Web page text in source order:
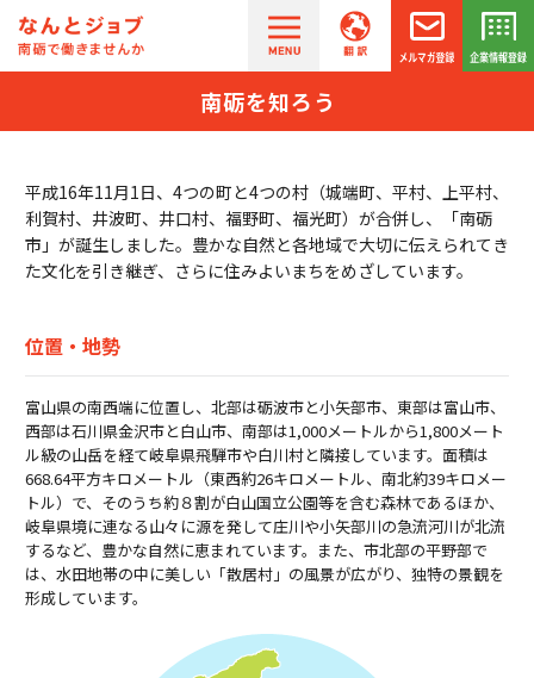
南砺を知ろう
平成16年11月1日、4つの町と4つの村（城端町、平村、上平村、
利賀村、 井波町、井口村、福野町、福光町）が合併し、「南砺
市」が誕生しました。 豊かな自然と各地域で大切に伝えられてき
た文化を引き継ぎ、さらに住みよいまちをめざしています。
位置・地勢
富山県の南西端に位置し、北部は砺波市と小矢部市、東部は富山市、
西部は石川県金沢市と白山市、南部は1,000メートルから1,800メート
ル級の山岳を経て岐阜県飛騨市や白川村と隣接しています。面積は
668.64平方キロメートル（東西約26キロメートル、南北約39キロメー
トル）で、そのうち約８割が白山国立公園等を含む森林であるほか、
岐阜県境に連なる山々に源を発して庄川や小矢部川の急流河川が北流
するなど、豊かな自然に恵まれています。また、市北部の平野部で
は、水田地帯の中に美しい「散居村」の風景が広がり、独特の景観を
形成しています。